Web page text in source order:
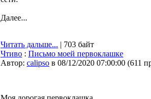
Далее...
Читать дальше... | 703 байт
Чтиво : Письмо моей первоклашке
Автор: calipso в 08/12/2020 07:00:00 (611